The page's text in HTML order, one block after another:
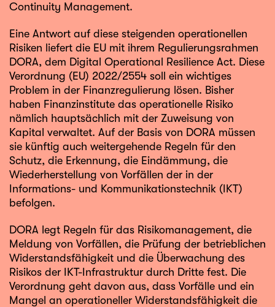
Continuity Management.
Eine Antwort auf diese steigenden operationellen
Risiken liefert die EU mit ihrem Regulierungsrahmen
DORA, dem Digital Operational Resilience Act. Diese
Verordnung (EU) 2022/2554 soll ein wichtiges
Problem in der Finanzregulierung lösen. Bisher
haben Finanzinstitute das operationelle Risiko
nämlich hauptsächlich mit der Zuweisung von
Kapital verwaltet. Auf der Basis von DORA müssen
sie künftig auch weitergehende Regeln für den
Schutz, die Erkennung, die Eindämmung, die
Wiederherstellung von Vorfällen der in der
Informations- und Kommunikationstechnik (IKT)
befolgen.
DORA legt Regeln für das Risikomanagement, die
Meldung von Vorfällen, die Prüfung der betrieblichen
Widerstandsfähigkeit und die Überwachung des
Risikos der IKT-Infrastruktur durch Dritte fest. Die
Verordnung geht davon aus, dass Vorfälle und ein
Mangel an operationeller Widerstandsfähigkeit die